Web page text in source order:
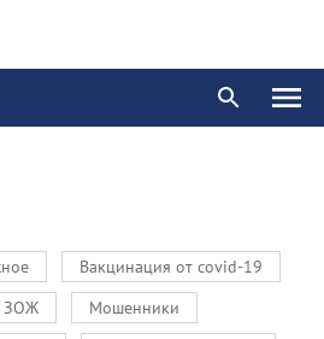
Вакцинация от covid-19
ЗОЖ
Мошенники